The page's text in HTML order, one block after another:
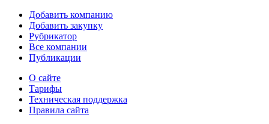
Добавить компанию
Добавить закупку
Рубрикатор
Все компании
Публикации
О сайте
Тарифы
Техническая поддержка
Правила сайта